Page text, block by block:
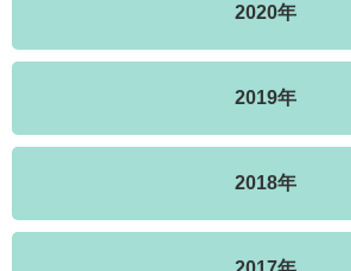
2020年
2019年
2018年